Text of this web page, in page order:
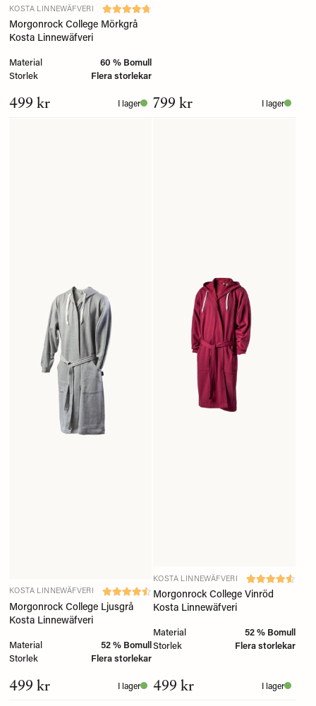
KOSTA LINNEWÄFVERI
Morgonrock College Mörkgrå
Kosta Linnewäfveri
Material
60 % Bomull
Storlek
Flera storlekar
499 kr I lager 799 kr I lager
KOSTA LINNEWÄFVERI
Morgonrock College Ljusgrå
Kosta Linnewäfveri
Material
52 % Bomull
Storlek
Flera storlekar
499 kr I lager
KOSTA LINNEWÄFVERI
Morgonrock College Vinröd
Kosta Linnewäfveri
Material
52 % Bomull
Storlek
Flera storlekar
499 kr I lager